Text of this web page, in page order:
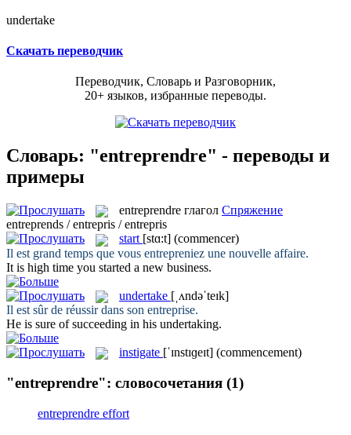
undertake
Скачать переводчик
Переводчик, Словарь и Разговорник,
20+ языков, избранные переводы.
Словарь: "entreprendre" - переводы и
примеры
entreprendre глагол Спряжение
entreprends / entrepris / entrepris
start [stɑ:t] (commencer)
Il est grand temps que vous entrepreniez une nouvelle affaire.
It is high time you started a new business.
undertake [ˌʌndəˈteɪk]
Il est sûr de réussir dans son entreprise.
He is sure of succeeding in his undertaking.
instigate [ˈɪnstɪɡeɪt] (commencement)
"entreprendre": словосочетания (1)
entreprendre effort